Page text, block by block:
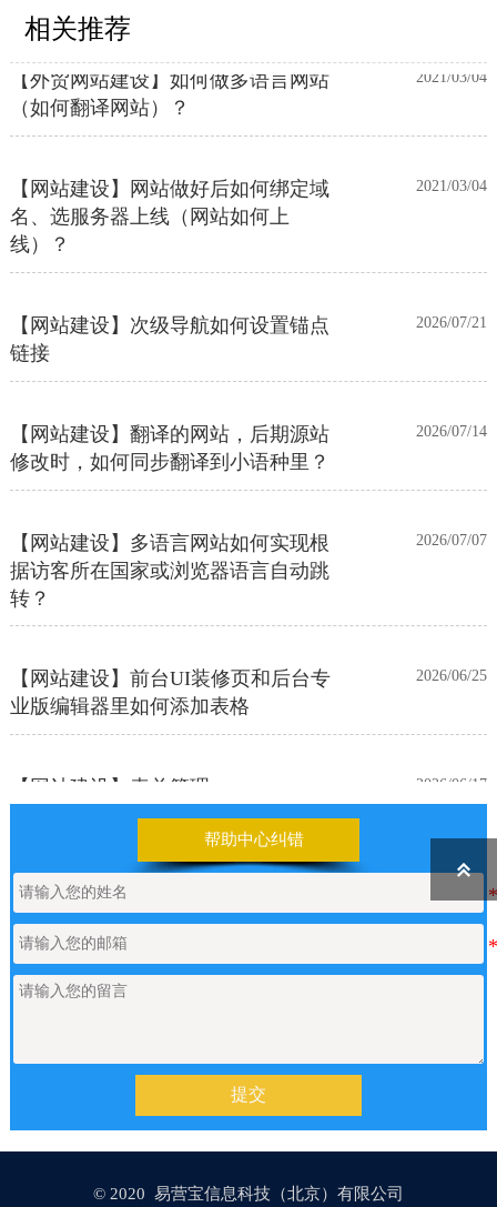
相关推荐
【外贸网站建设】如何做多语言网站
（如何翻译网站）？
2021/03/04
【网站建设】网站做好后如何绑定域
名、选服务器上线（网站如何上
线）？
2021/03/04
【网站建设】次级导航如何设置锚点
链接
2026/07/21
【网站建设】翻译的网站，后期源站
修改时，如何同步翻译到小语种里？
2026/07/14
【网站建设】多语言网站如何实现根
据访客所在国家或浏览器语言自动跳
转？
2026/07/07
【网站建设】前台UI装修页和后台专
业版编辑器里如何添加表格
2026/06/25
【网站建设】表单管理 2026/06/17
如何申请通义千问API的Key
【网站建设】产品/新闻详情里的关键
词标签链接，如何设置链接文字的样
式？
【网站建设】AI 代码助手
【网站建设】分类banner 2026/04/16
帮助中心纠错
提交
© 2020 易营宝信息科技（北京）有限公司
